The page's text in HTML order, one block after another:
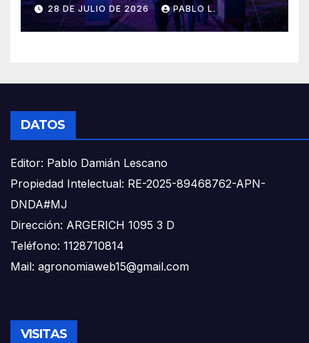
28 DE JULIO DE 2026 PABLO L.
DATOS
Editor: Pablo Damián Lescano
Propiedad Intelectual: RE-2025-89468762-APN-
DNDA#MJ
Dirección: ARGERICH 1095 3 D
Teléfono: 1128710814
Mail: agronomiaweb15@gmail.com
VISITAS